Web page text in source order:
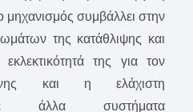
μηχανισμός συμβάλλει στην
της κατάθλιψης και
της για τον
και η ελάχιστη
άλλα συστήματα